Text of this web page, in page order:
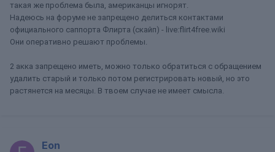
такая же проблема была, американцы игнорят.
Надеюсь на форуме не запрещено делиться контактами
официального саппорта Флирта (скайп) - live:flirt4free.wiki
Они оперативно решают проблемы.
2 акка запрещено иметь, можно только обратиться с обращением
удалить старый и только потом регистрировать новый, но это
растянется на месяцы. В твоем случае не имеет смысла.
Eon